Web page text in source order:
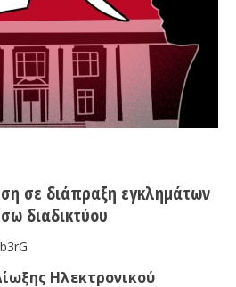
σε διάπραξη εγκλημάτων
διαδικτύου
Ηλεκτρονικού